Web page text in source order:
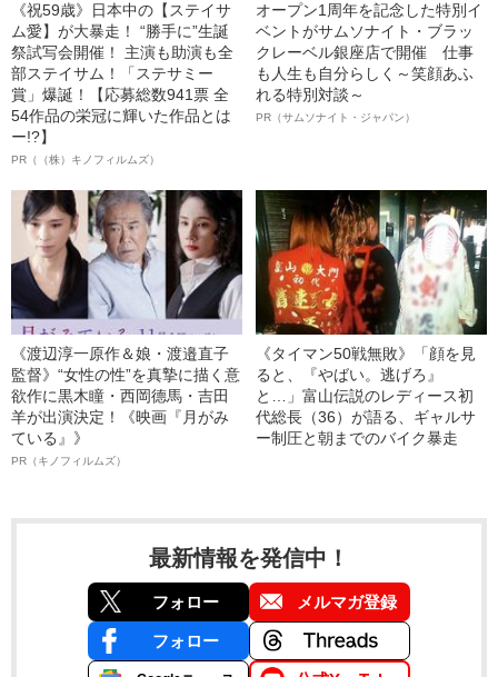
《祝59歳》日本中の【ステイサ
ム愛】が大暴走！ “勝手に”生誕
祭試写会開催！ 主演も助演も全
部ステイサム！「ステサミー
賞」爆誕！【応募総数941票 全
54作品の栄冠に輝いた作品とは
ー!?】
PR（（株）キノフィルムズ）
オープン1周年を記念した特別イ
ベントがサムソナイト・ブラッ
クレーベル銀座店で開催 仕事
も人生も自分らしく～笑顔あふ
れる特別対談～
PR（サムソナイト・ジャパン）
《渡辺淳一原作＆娘・渡邉直子
監督》“女性の性”を真摯に描く意
欲作に黒木瞳・西岡德馬・吉田
羊が出演決定！《映画『月がみ
ている』》
PR（キノフィルムズ）
《タイマン50戦無敗》「顔を見
ると、『やばい。逃げろ』
と…」富山伝説のレディース初
代総長（36）が語る、ギャルサ
ー制圧と朝までのバイク暴走
最新情報を発信中！
フォロー メルマガ登録
フォロー